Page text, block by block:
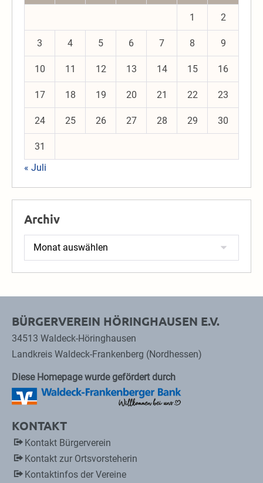
1 2
3 4 5 6 7 8 9
10 11 12 13 14 15 16
17 18 19 20 21 22 23
24 25 26 27 28 29 30
31
« Juli
Archiv
Archiv
BÜRGERVEREIN HÖRINGHAUSEN E.V.
34513 Waldeck-Höringhausen
Landkreis Waldeck-Frankenberg (Nordhessen)
Diese Homepage wurde gefördert durch
KONTAKT
Kontakt Bürgerverein
Kontakt zur Ortsvorsteherin
Kontaktinfos der Vereine